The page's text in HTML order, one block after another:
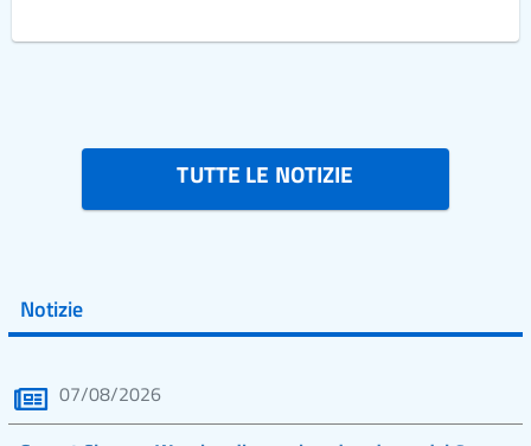
TUTTE LE NOTIZIE
Notizie
07/08/2026